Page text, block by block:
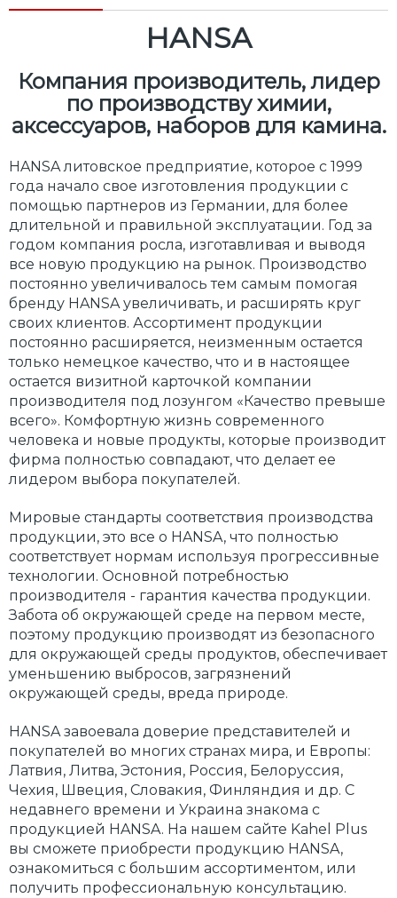
HANSA
Компания производитель, лидер
по производству химии,
аксессуаров, наборов для камина.
HANSA литовское предприятие, которое с 1999
года начало свое изготовления продукции с
помощью партнеров из Германии, для более
длительной и правильной эксплуатации. Год за
годом компания росла, изготавливая и выводя
все новую продукцию на рынок. Производство
постоянно увеличивалось тем самым помогая
бренду HANSA увеличивать, и расширять круг
своих клиентов. Ассортимент продукции
постоянно расширяется, неизменным остается
только немецкое качество, что и в настоящее
остается визитной карточкой компании
производителя под лозунгом «Качество превыше
всего». Комфортную жизнь современного
человека и новые продукты, которые производит
фирма полностью совпадают, что делает ее
лидером выбора покупателей.
Мировые стандарты соответствия производства
продукции, это все о HANSA, что полностью
соответствует нормам используя прогрессивные
технологии. Основной потребностью
производителя - гарантия качества продукции.
Забота об окружающей среде на первом месте,
поэтому продукцию производят из безопасного
для окружающей среды продуктов, обеспечивает
уменьшению выбросов, загрязнений
окружающей среды, вреда природе.
HANSA завоевала доверие представителей и
покупателей во многих странах мира, и Европы:
Латвия, Литва, Эстония, Россия, Белоруссия,
Чехия, Швеция, Словакия, Финляндия и др. С
недавнего времени и Украина знакома с
продукцией HANSA. На нашем сайте Kahel Plus
вы сможете приобрести продукцию HANSA,
ознакомиться с большим ассортиментом, или
получить профессиональную консультацию.